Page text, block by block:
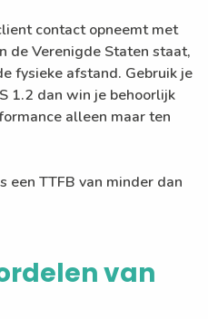
contact opneemt met
de Verenigde Staten staat,
fysieke afstand. Gebruik je
1.2 dan win je behoorlijk
alleen maar ten
een TTFB van minder dan
van